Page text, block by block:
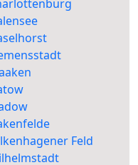
Feld